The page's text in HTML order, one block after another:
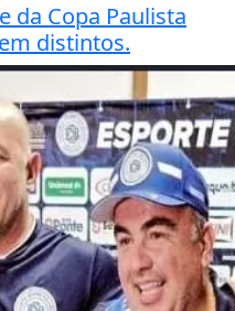
da Copa Paulista
distintos.